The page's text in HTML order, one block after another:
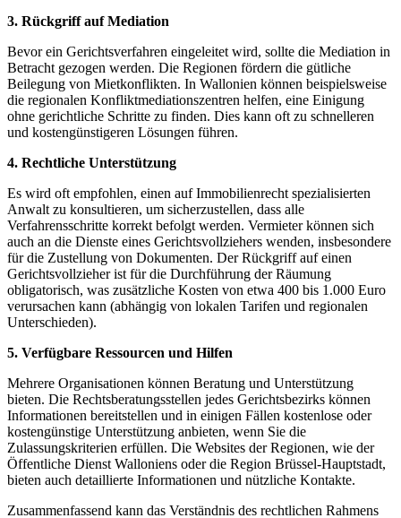
3. Rückgriff auf Mediation
Bevor ein Gerichtsverfahren eingeleitet wird, sollte die Mediation in
Betracht gezogen werden. Die Regionen fördern die gütliche
Beilegung von Mietkonflikten. In Wallonien können beispielsweise
die regionalen Konfliktmediationszentren helfen, eine Einigung
ohne gerichtliche Schritte zu finden. Dies kann oft zu schnelleren
und kostengünstigeren Lösungen führen.
4. Rechtliche Unterstützung
Es wird oft empfohlen, einen auf Immobilienrecht spezialisierten
Anwalt zu konsultieren, um sicherzustellen, dass alle
Verfahrensschritte korrekt befolgt werden. Vermieter können sich
auch an die Dienste eines Gerichtsvollziehers wenden, insbesondere
für die Zustellung von Dokumenten. Der Rückgriff auf einen
Gerichtsvollzieher ist für die Durchführung der Räumung
obligatorisch, was zusätzliche Kosten von etwa 400 bis 1.000 Euro
verursachen kann (abhängig von lokalen Tarifen und regionalen
Unterschieden).
5. Verfügbare Ressourcen und Hilfen
Mehrere Organisationen können Beratung und Unterstützung
bieten. Die Rechtsberatungsstellen jedes Gerichtsbezirks können
Informationen bereitstellen und in einigen Fällen kostenlose oder
kostengünstige Unterstützung anbieten, wenn Sie die
Zulassungskriterien erfüllen. Die Websites der Regionen, wie der
Öffentliche Dienst Walloniens oder die Region Brüssel-Hauptstadt,
bieten auch detaillierte Informationen und nützliche Kontakte.
Zusammenfassend kann das Verständnis des rechtlichen Rahmens